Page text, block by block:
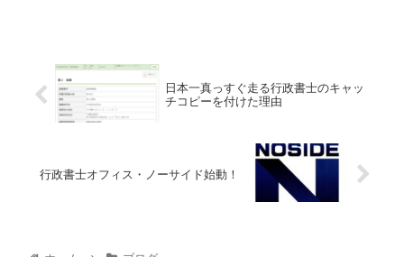
日本一真っすぐ走る行政書士のキャッ
チコピーを付けた理由
行政書士オフィス・ノーサイド始動！